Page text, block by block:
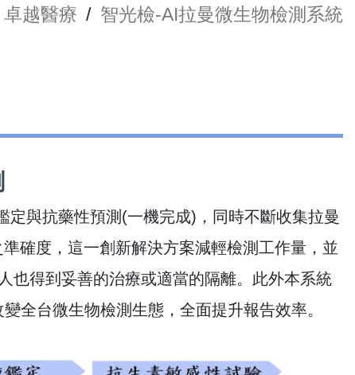
卓越醫療 / 智光檢-AI拉曼微生物檢測系統
與抗藥性預測(一機完成)，同時不斷收集拉曼
確度，這一創新解決方案減輕檢測工作量，並
也得到妥善的治療或適當的隔離。此外本系統
全台微生物檢測生態，全面提升報告效率。